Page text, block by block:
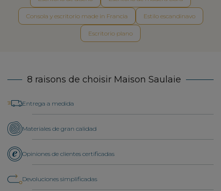
Consola y escritorio made in Francia Estilo escandinavo
Escritorio plano
8 raisons de choisir Maison Saulaie
Entrega a medida
Materiales de gran calidad
Opiniones de clientes certificadas
Devoluciones simplificadas